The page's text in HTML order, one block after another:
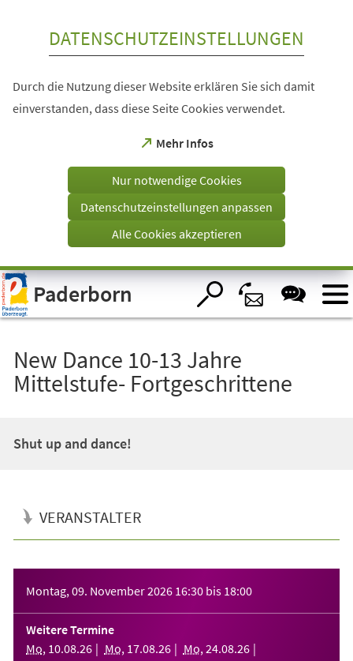
Visuelle
Assistenzsoftware
öffnen.
DATENSCHUTZEINSTELLUNGEN
Durch die Nutzung dieser Website erklären Sie sich damit
einverstanden, dass diese Seite Cookies verwendet.
Mehr Infos
(Öffnet
einem
Tab)
Nur notwendige Cookies
Datenschutzeinstellungen anpassen
Alle Cookies akzeptieren
Paderborn
New Dance 10-13 Jahre
Mittelstufe- Fortgeschrittene
Shut up and dance!
VERANSTALTER
Montag, 09. November 2026 16:30 bis 18:00
Weitere Termine
Mo, 10.08.26 Mo, 17.08.26 Mo, 24.08.26